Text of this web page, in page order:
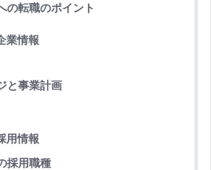
の転職のポイント
業情報
と事業計画
用情報
採用職種